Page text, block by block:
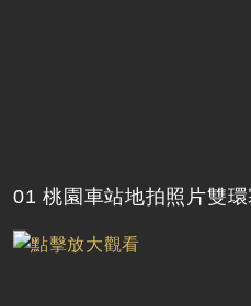
01 桃園車站地拍照片雙